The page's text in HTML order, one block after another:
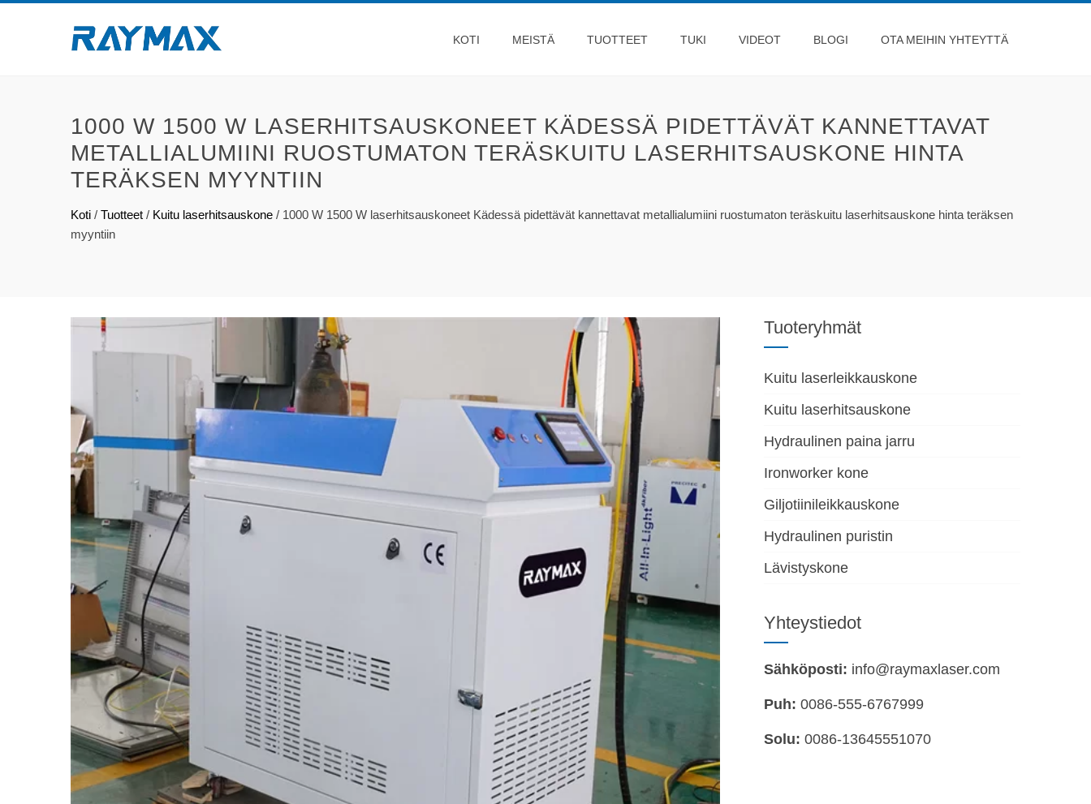
KOTI MEISTÄ TUOTTEET TUKI VIDEOT BLOGI OTA MEIHIN YHTEYTTÄ
1000 W 1500 W LASERHITSAUSKONEET KÄDESSÄ PIDETTÄVÄT KANNETTAVAT
METALLIALUMIINI RUOSTUMATON TERÄSKUITU LASERHITSAUSKONE HINTA
TERÄKSEN MYYNTIIN
Koti / Tuotteet / Kuitu laserhitsauskone / 1000 W 1500 W laserhitsauskoneet Kädessä pidettävät kannettavat metallialumiini ruostumaton teräskuitu laserhitsauskone hinta teräksen
myyntiin
Tuoteryhmät
Kuitu laserleikkauskone
Kuitu laserhitsauskone
Hydraulinen paina jarru
Ironworker kone
Giljotiinileikkauskone
Hydraulinen puristin
Lävistyskone
Yhteystiedot
Sähköposti: info@raymaxlaser.com
Puh: 0086-555-6767999
Solu: 0086-13645551070